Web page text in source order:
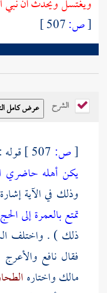
ويغتسل ويحدث أن نبي
[ص:
الشرح
[ص:
يكن أهله حاضري
وذلك في الآية
تمتع بالعمرة إلى
ذلك ) . واختلف
فقال نافع والأعرج
مالكواختاره